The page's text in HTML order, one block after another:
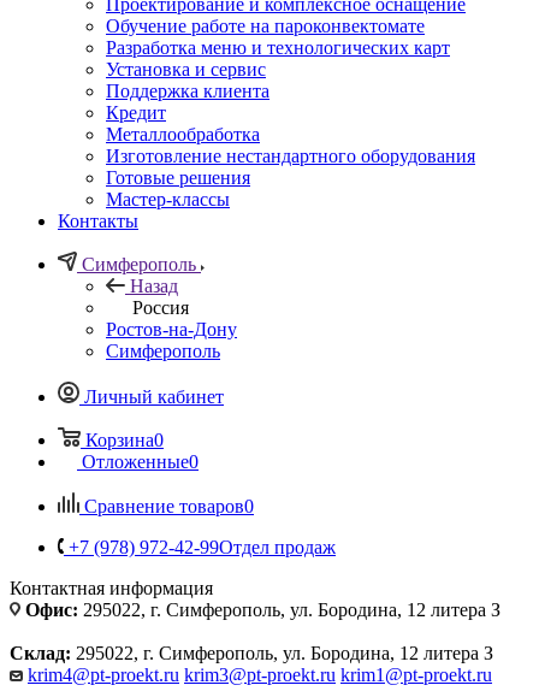
Проектирование и комплексное оснащение
Обучение работе на пароконвектомате
Разработка меню и технологических карт
Установка и сервис
Поддержка клиента
Кредит
Металлообработка
Изготовление нестандартного оборудования
Готовые решения
Мастер-классы
Контакты
Симферополь
Назад
Россия
Ростов-на-Дону
Симферополь
Личный кабинет
Корзина0
Отложенные0
Сравнение товаров0
+7 (978) 972-42-99Отдел продаж
Контактная информация
Офис: 295022, г. Симферополь, ул. Бородина, 12 литера З
Склад: 295022, г. Симферополь, ул. Бородина, 12 литера З
krim4@pt-proekt.ru krim3@pt-proekt.ru krim1@pt-proekt.ru